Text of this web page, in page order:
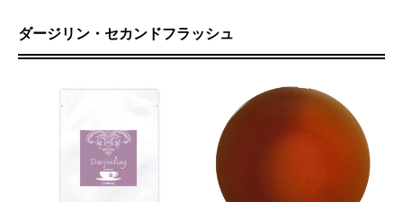
ダージリン・セカンドフラッシュ